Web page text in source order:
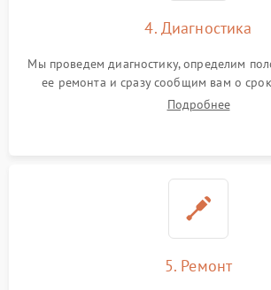
4. Диагностика
Мы проведем диагностику, определим
ее ремонта и сразу сообщим вам о
Подробнее
5. Ремонт